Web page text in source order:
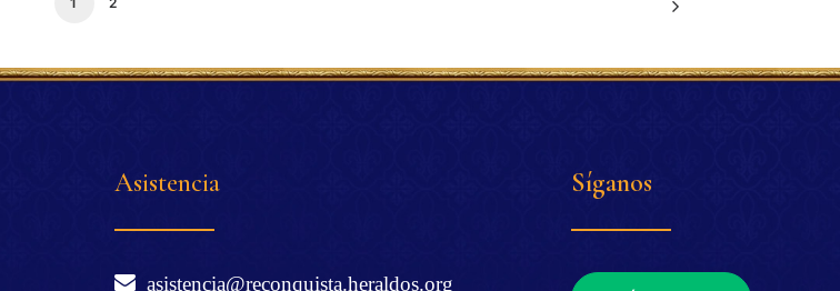
Asistencia
asistencia@reconquista.heraldos.org
Síganos